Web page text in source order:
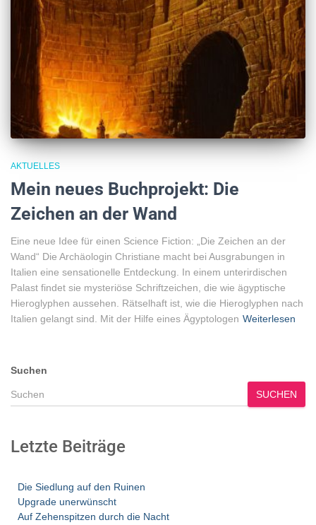
AKTUELLES
Mein neues Buchprojekt: Die
Zeichen an der Wand
Eine neue Idee für einen Science Fiction: „Die Zeichen an der
Wand“ Die Archäologin Christiane macht bei Ausgrabungen in
Italien eine sensationelle Entdeckung. In einem unterirdischen
Palast findet sie mysteriöse Schriftzeichen, die wie ägyptische
Hieroglyphen aussehen. Rätselhaft ist, wie die Hieroglyphen nach
Italien gelangt sind. Mit der Hilfe eines Ägyptologen Weiterlesen
Suchen
SUCHEN
Letzte Beiträge
Die Siedlung auf den Ruinen
Upgrade unerwünscht
Auf Zehenspitzen durch die Nacht